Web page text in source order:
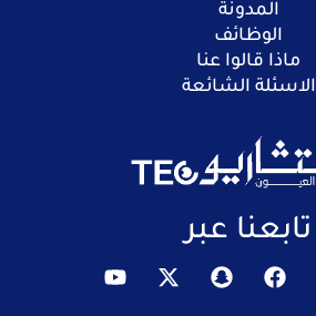
المدونة
الوظائف
ماذا قالوا عنا
الاسئلة الشائعة
تابعنا عبر